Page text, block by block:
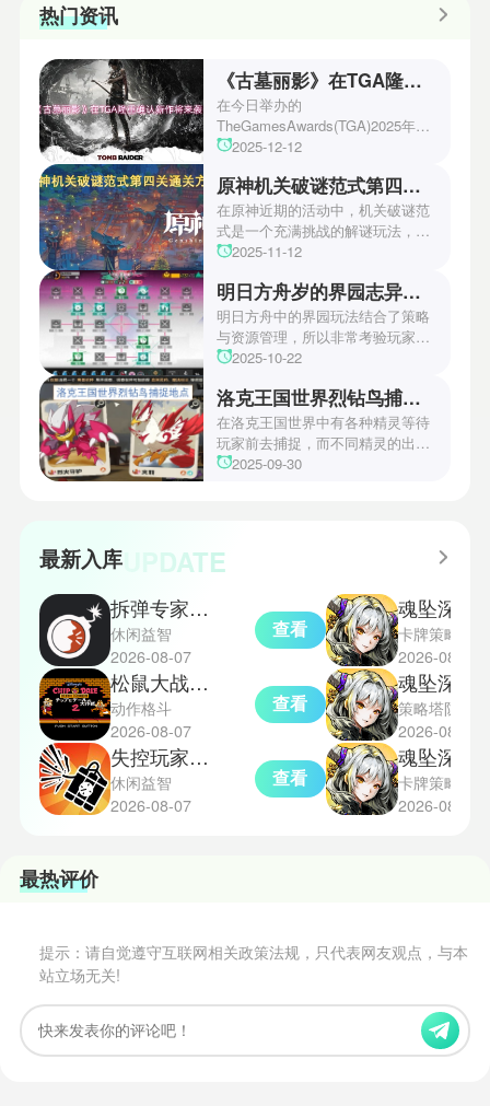
热门资讯
《古墓丽影》在TGA隆重确认新作将来袭！
在今日举办的
TheGamesAwards(TGA)2025年度
游戏颁奖典礼中，古墓丽影系列公
场资讯让众多玩家们都非常期待！
本次官方也宣布游戏将于2027年登
陆PS5、Xbox以及PC平台！有兴
趣的玩家们可以继续留守鲶鱼网！
2025-12-12
原神机关破谜范式第四关通关方法
在原神近期的活动中，机关破谜范
式是一个充满挑战的解谜玩法，其
中第四关是许多玩家遇到困难的地
机关破谜范式第四关通关方法，助
玩家们能够顺利通关！有兴趣的玩
家们快来一起看看吧！
2025-11-12
明日方舟岁的界园志异攻略
明日方舟中的界园玩法结合了策略
与资源管理，所以非常考验玩家的
操作和规划能力。游戏里拥有先
丰富多样的角色体系足以满足不同
战术需求。电表倒转是界园中的核
心挑战之一，玩家需合理利用通宝
和特殊钱币进行资源转换。明日方
乐趣和探索深度，丰富了玩家的游
2025-10-22
洛克王国世界烈钻鸟捕捉地点
在洛克王国世界中有各种精灵等待
玩家前去捕捉，而不同精灵的出现
地点和捕捉方式也各不相同。有少
2025-09-30
最新入库UPDATE
拆弹专家双人版
休闲益智
2026-08-07
查看
松鼠大战2完整版
动作格斗
2026-08-07
查看
失控玩家模拟器安卓版
休闲益智
2026-08-07
查看
卡牌策略
2026-08-07
策略塔防
2026-08-07
卡牌策略
2026-08-07
最热评价
提示：请自觉遵守互联网相关政策法规，只代表网友观点，与本
站立场无关!